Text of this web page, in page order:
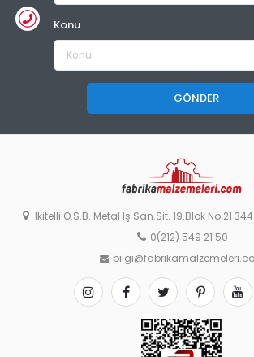
Konu
GÖNDER
İkitelli O.S.B. Metal İş San.Sit. 19.Blok No:21
0(212) 549 21 50